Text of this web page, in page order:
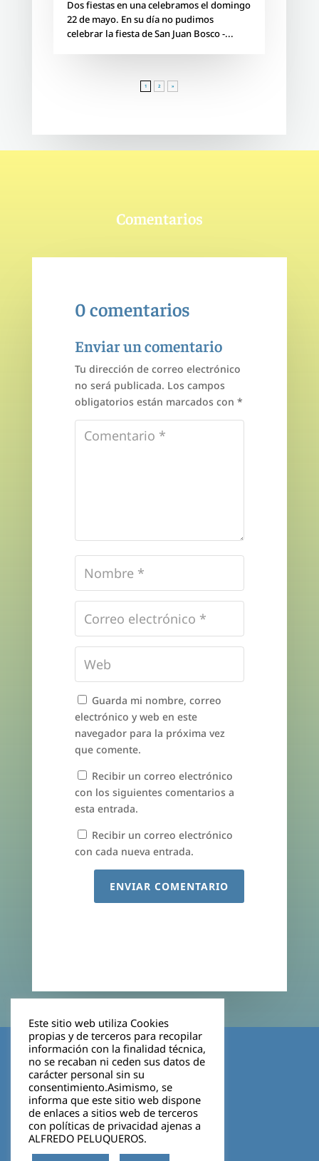
Dos fiestas en una celebramos el domingo
22 de mayo. En su día no pudimos
celebrar la fiesta de San Juan Bosco -...
1 2 »
Comentarios
0 comentarios
Enviar un comentario
Tu dirección de correo electrónico
no será publicada. Los campos
obligatorios están marcados con *
Guarda mi nombre, correo
electrónico y web en este
navegador para la próxima vez
que comente.
Recibir un correo electrónico
con los siguientes comentarios a
esta entrada.
Recibir un correo electrónico
con cada nueva entrada.
ENVIAR COMENTARIO
Aviso legal
Política de privacidad
Cookies
Este sitio web utiliza Cookies
propias y de terceros para recopilar
información con la finalidad técnica,
no se recaban ni ceden sus datos de
carácter personal sin su
consentimiento.Asimismo, se
informa que este sitio web dispone
de enlaces a sitios web de terceros
con políticas de privacidad ajenas a
ALFREDO PELUQUEROS.